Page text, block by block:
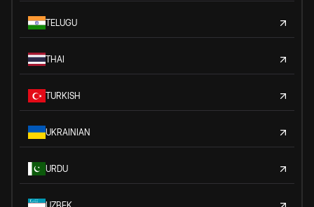
TELUGU
THAI
TURKISH
UKRAINIAN
URDU